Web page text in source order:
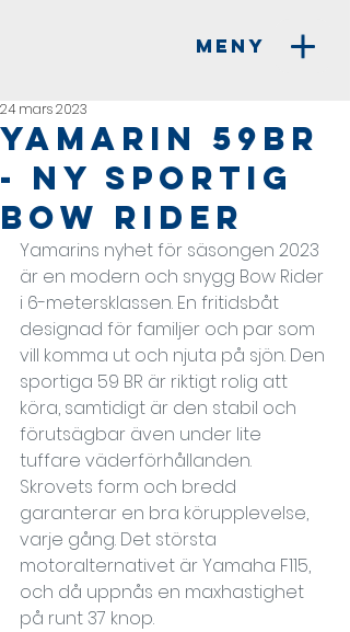
MENY
Yamarin 59BR
- Ny sportig
Bow Rider
24 mars 2023
Yamarins nyhet för säsongen 2023
är en modern och snygg Bow Rider
i 6-metersklassen. En fritidsbåt
designad för familjer och par som
vill komma ut och njuta på sjön. Den
sportiga 59 BR är riktigt rolig att
köra, samtidigt är den stabil och
förutsägbar även under lite
tuffare väderförhållanden.
Skrovets form och bredd
garanterar en bra körupplevelse,
varje gång. Det största
motoralternativet är Yamaha F115,
och då uppnås en maxhastighet
på runt 37 knop.